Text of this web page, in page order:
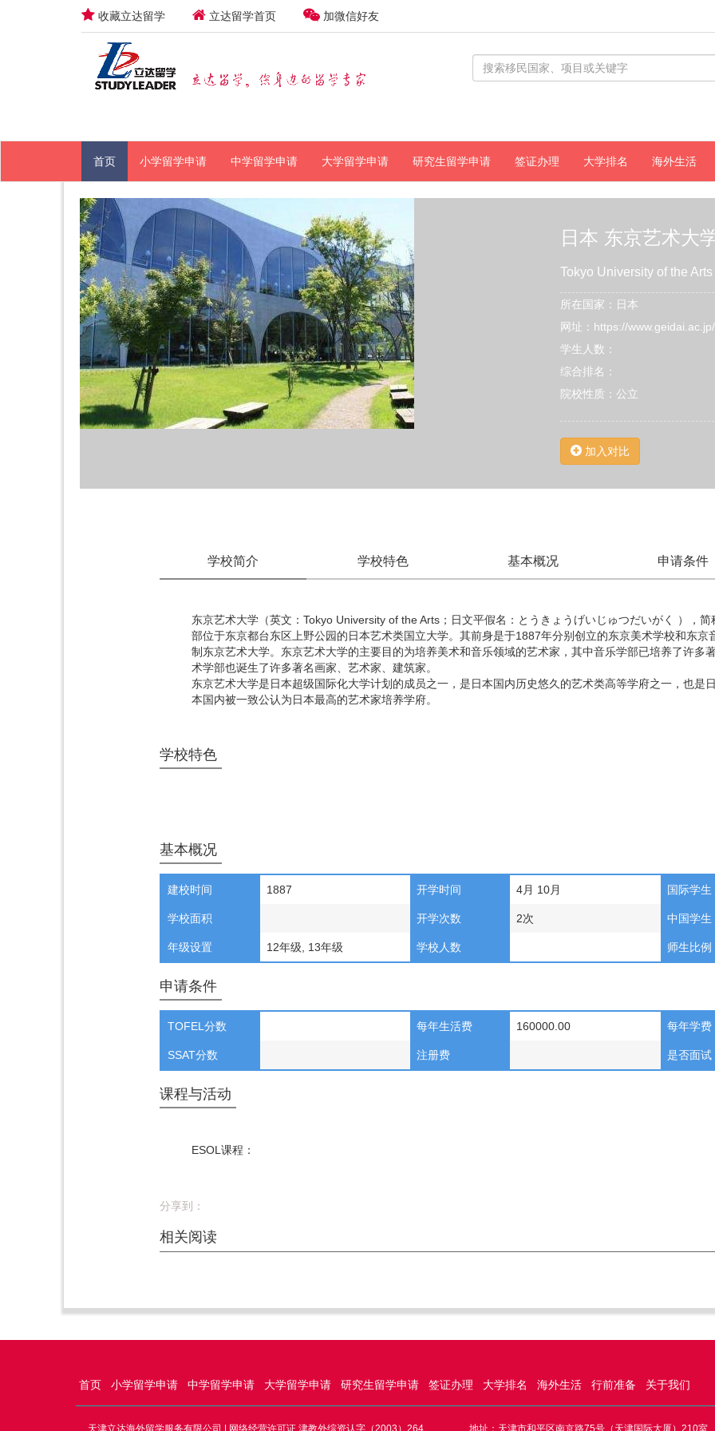
收藏立达留学 立达留学首页 加微信好友
首页 小学留学申请 中学留学申请 大学留学申请 研究生留学申请 签证办理 大学排名 海外生活
日本 东京艺术大
Tokyo University of the Arts
所在国家：日本
网址：https://
学生人数：
综合排名：
院校性质：公立
加入对比
学校简介 学校特色 基本概况 申请条件
东京艺术大学（英文：Tokyo University of the Arts；日文平假名：とうきょうげいじゅつだいがく ），
部位于东京都台东区上野公园的日本艺术类国立大学。其前身是于1887年分别创立的东京美术学校和东京
制东京艺术大学。东京艺术大学的主要目的为培养美术和音乐领域的艺术家，其中音乐学部已培养了许多
术学部也诞生了许多著名画家、艺术家、建筑家。
东京艺术大学是日本超级国际化大学计划的成员之一，是日本国内历史悠久的艺术类高等学府之一，也是
本国内被一致公认为日本最高的艺术家培养学府。
学校特色
基本概况
建校时间 1887 开学时间 4月 10月 国际学生
学校面积 开学次数 2次 中国学生
年级设置 12年级, 13年级 学校人数 师生比例
申请条件
TOFEL分数 每年生活费 160000.00 每年学费
SSAT分数 注册费 是否面试
课程与活动
ESOL课程：
分享到：
相关阅读
首页 小学留学申请 中学留学申请 大学留学申请 研究生留学申请 签证办理 大学排名 海外生活 行前准备 关于我们
天津立达海外留学服务有限公司 | 网络经营许可证 津教外综资认字（2003）264 地址：天津市和平区南京路75号（天津国际大厦）210室